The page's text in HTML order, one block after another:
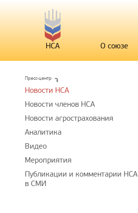
НСА О союзе
Пресс-центр
Новости НСА
Новости членов НСА
Новости агрострахования
Аналитика
Видео
Мероприятия
Публикации и комментарии НСА
в СМИ